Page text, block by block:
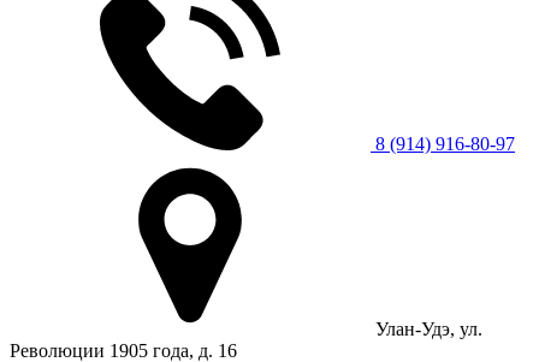
8 (914) 916-80-97
Улан-Удэ, ул.
Революции 1905 года, д. 16